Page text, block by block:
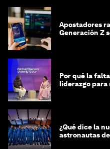
Apostadores
Generación Z
Por qué la
liderazgo para
¿Qué dice la
astronautas